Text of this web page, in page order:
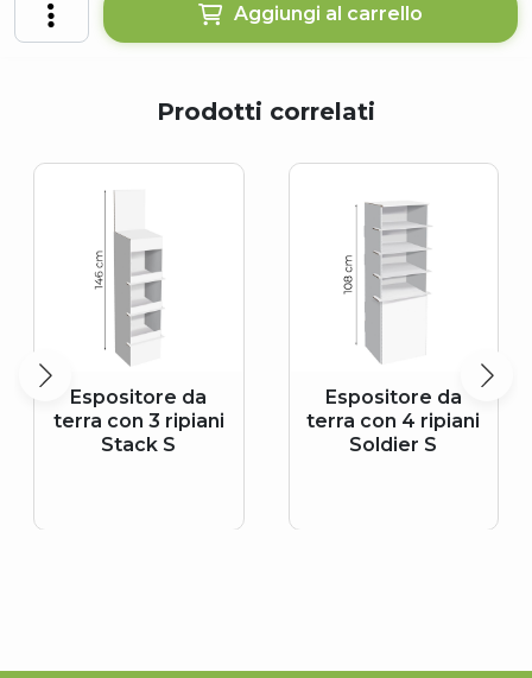
Aggiungi al carrello
Prodotti correlati
Espositore da
terra con 3 ripiani
Stack S
Espositore da
terra con 4 ripiani
Soldier S